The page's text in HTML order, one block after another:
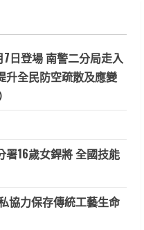
日登場 南警二分局走入
升全民防空疏散及應變
16歲女銲將 全國技能
協力保存傳統工藝生命